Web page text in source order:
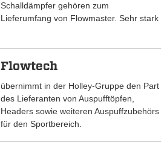
Schalldämpfer gehören zum
Lieferumfang von Flowmaster. Sehr stark
Flowtech
übernimmt in der Holley-Gruppe den Part
des Lieferanten von Auspufftöpfen,
Headers sowie weiteren Auspuffzubehörs
für den Sportbereich.